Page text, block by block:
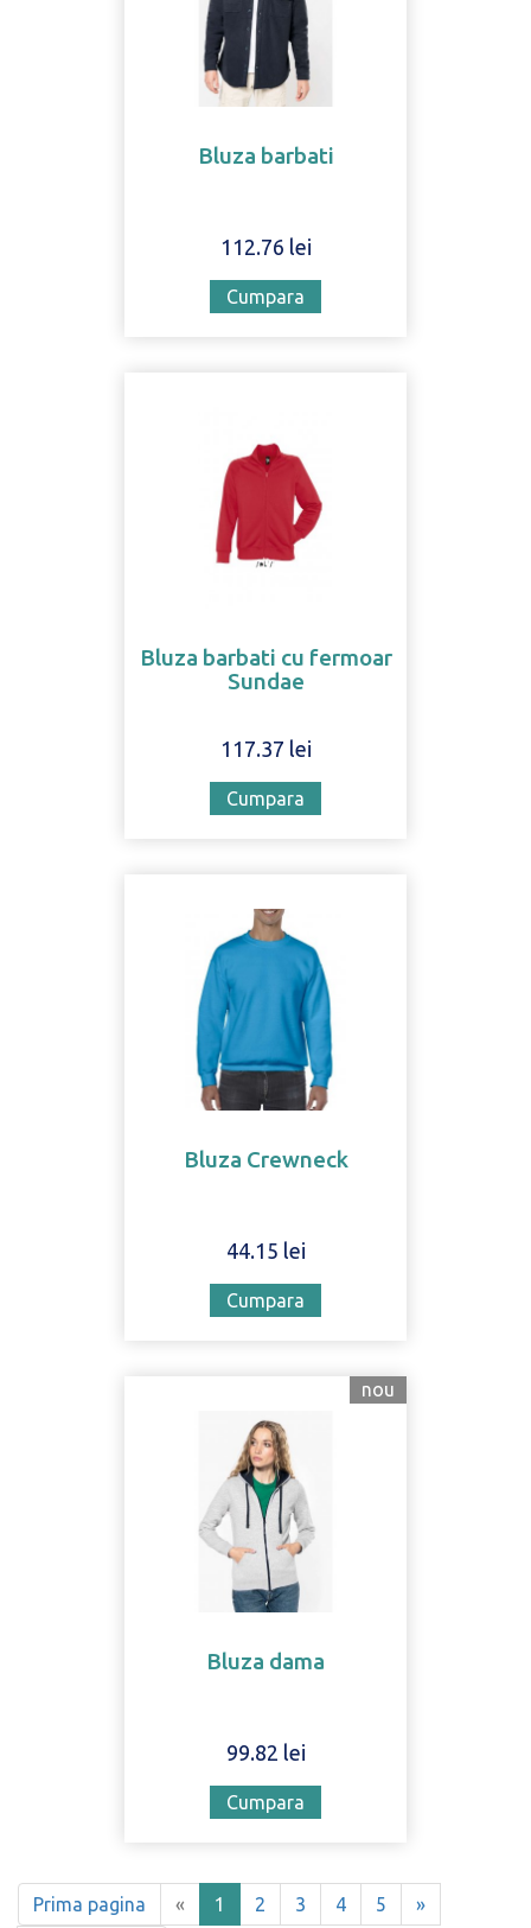
Bluza barbati
112.76 lei
Cumpara
Bluza barbati cu fermoar
Sundae
117.37 lei
Cumpara
Bluza Crewneck
44.15 lei
Cumpara
nou
Bluza dama
99.82 lei
Cumpara
Prima pagina « 1 (current)
2 3 4 5
»